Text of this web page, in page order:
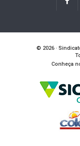
© 2026 ·
Conheça